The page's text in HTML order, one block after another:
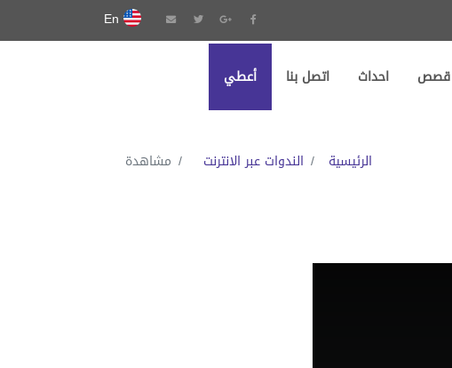
قصص احداث اتصل بنا أعطي
الرئيسية الندوات عبر الانترنت مشاهدة